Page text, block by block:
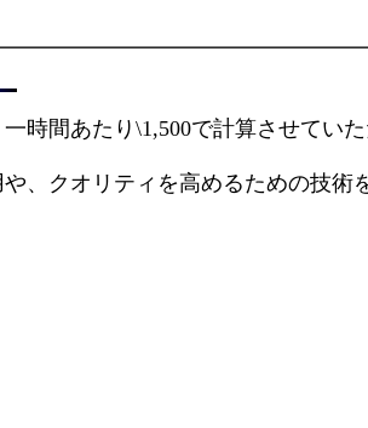
時間あたり\1,500で計算させていた
、クオリティを高めるための技術